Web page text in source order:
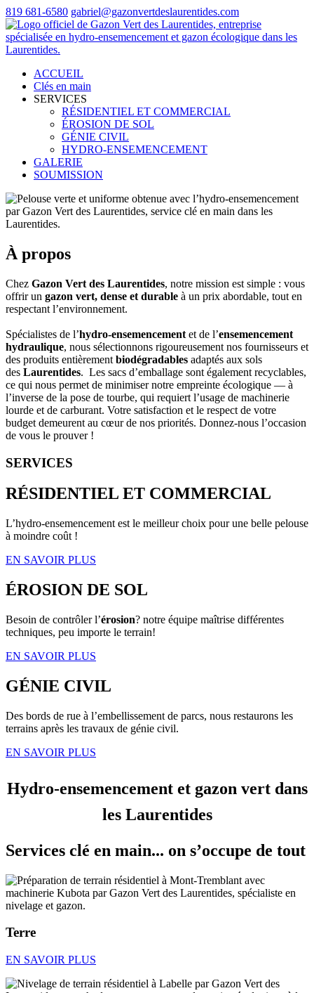
819 681-6580 gabriel@gazonvertdeslaurentides.com
ACCUEIL
Clés en main
SERVICES
RÉSIDENTIEL ET COMMERCIAL
ÉROSION DE SOL
GÉNIE CIVIL
HYDRO-ENSEMENCEMENT
GALERIE
SOUMISSION
À propos
Chez Gazon Vert des Laurentides, notre mission est simple : vous
offrir un gazon vert, dense et durable à un prix abordable, tout en
respectant l’environnement.
Spécialistes de l’hydro-ensemencement et de l’ensemencement
hydraulique, nous sélectionnons rigoureusement nos fournisseurs et
des produits entièrement biodégradables adaptés aux sols
des Laurentides. Les sacs d’emballage sont également recyclables,
ce qui nous permet de minimiser notre empreinte écologique — à
l’inverse de la pose de tourbe, qui requiert l’usage de machinerie
lourde et de carburant. Votre satisfaction et le respect de votre
budget demeurent au cœur de nos priorités. Donnez-nous l’occasion
de vous le prouver !
SERVICES
RÉSIDENTIEL ET COMMERCIAL
L’hydro-ensemencement est le meilleur choix pour une belle pelouse
à moindre coût !
EN SAVOIR PLUS
ÉROSION DE SOL
Besoin de contrôler l’érosion? notre équipe maîtrise différentes
techniques, peu importe le terrain!
EN SAVOIR PLUS
GÉNIE CIVIL
Des bords de rue à l’embellissement de parcs, nous restaurons les
terrains après les travaux de génie civil.
EN SAVOIR PLUS
Hydro-ensemencement et gazon vert dans
les Laurentides
Services clé en main... on s’occupe de tout
Terre
EN SAVOIR PLUS